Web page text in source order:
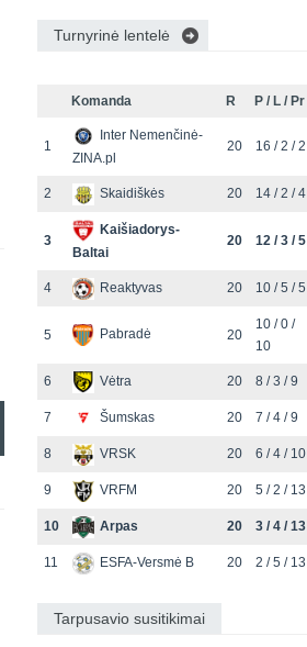
Turnyrinė lentelė
Komanda R P / L / Pr
1
Inter Nemenčinė-
ZINA.pl
20 16 / 2 / 2
2 Skaidiškės 20 14 / 2 / 4
3
Kaišiadorys-
Baltai
20 12 / 3 / 5
4 Reaktyvas 20 10 / 5 / 5
5 Pabradė 20
10 / 0 /
10
6 Vėtra 20 8 / 3 / 9
7 Šumskas 20 7 / 4 / 9
8 VRSK 20 6 / 4 / 10
9 VRFM 20 5 / 2 / 13
10 Arpas 20 3 / 4 / 13
11 ESFA-Versmė B 20 2 / 5 / 13
Tarpusavio susitikimai